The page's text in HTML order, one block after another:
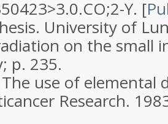
Y. [
University of
on the small
p. 235.
use of elemental
Research.